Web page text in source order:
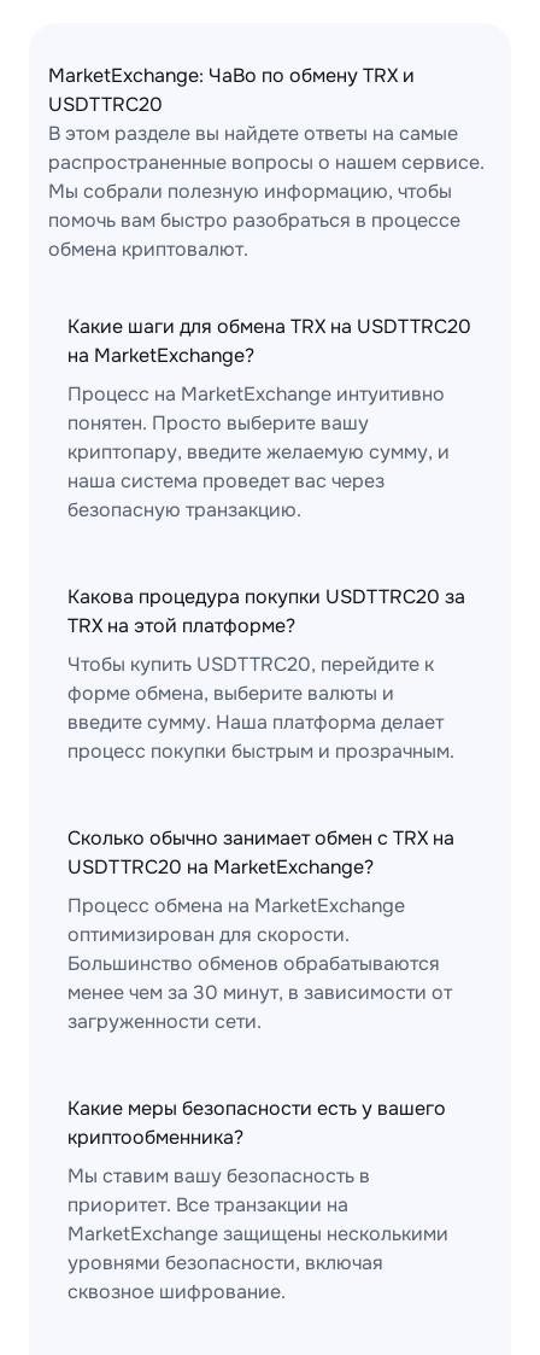
MarketExchange: ЧаВо по обмену TRX и
USDTTRC20
В этом разделе вы найдете ответы на самые
распространенные вопросы о нашем сервисе.
Мы собрали полезную информацию, чтобы
помочь вам быстро разобраться в процессе
обмена криптовалют.
Какие шаги для обмена TRX на USDTTRC20
на MarketExchange?
Процесс на MarketExchange интуитивно
понятен. Просто выберите вашу
криптопару, введите желаемую сумму, и
наша система проведет вас через
безопасную транзакцию.
Какова процедура покупки USDTTRC20 за
TRX на этой платформе?
Чтобы купить USDTTRC20, перейдите к
форме обмена, выберите валюты и
введите сумму. Наша платформа делает
процесс покупки быстрым и прозрачным.
Сколько обычно занимает обмен с TRX на
USDTTRC20 на MarketExchange?
Процесс обмена на MarketExchange
оптимизирован для скорости.
Большинство обменов обрабатываются
менее чем за 30 минут, в зависимости от
загруженности сети.
Какие меры безопасности есть у вашего
криптообменника?
Мы ставим вашу безопасность в
приоритет. Все транзакции на
MarketExchange защищены несколькими
уровнями безопасности, включая
сквозное шифрование.